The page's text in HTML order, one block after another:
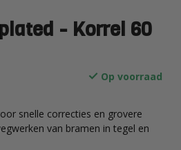
- Korrel 60
Op voorraad
snelle correcties en grovere
van bramen in tegel en